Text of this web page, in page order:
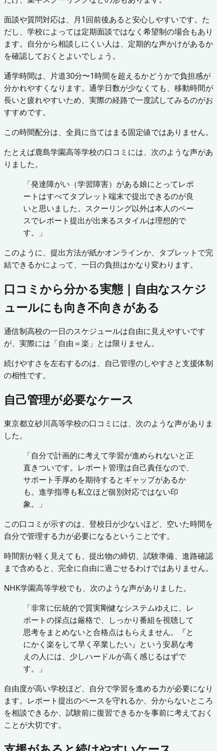
面談や質問対応は、月1回前後あると安心しやすいです。た
だし、学校によっては定期面談ではなく希望制の場合もあり
ます。自分から相談しにくい人は、定期的な声かけがあるか
を確認しておくとよいでしょう。
通学時間は、片道30分〜1時間を超えるかどうかで負担感が
分かれやすくなります。通学日数が少なくても、移動時間が
長いと疲れやすいため、実際の経路で一度試してみるのがお
すすめです。
この時間配分は、全員に当てはまる固定値ではありません。
たとえば鹿島学園高等学校の口コミには、次のような声があ
りました。
「発達障がい（学習障害）がある娘にとってレポ
ートはすべてタブレット端末で提出できるのが良
いと思いました。スクーリング以外は本人のペー
スでレポート提出が出来るスタイルは理想的で
す。」
このように、提出方法が紙かオンラインか、タブレットで完
結できるかによって、一日の負担はかなり変わります。
口コミから分かる実態｜自由なスケジ
ュールにも向き不向きがある
通信制高校の一日のスケジュールは自由に見えやすいです
が、実際には「自由＝楽」とは限りません。
続けやすさを左右するのは、自己管理のしやすさと支援体制
の相性です。
自己管理が必要なケース
東京都立砂川高等学校の口コミには、次のような声がありま
した。
「自分で計画的に考えて学習が進められないと正
直きついです。レポート管理は自己責任なので、
サポート手厚めを期待するとギャップがあるか
も。進学指導も私立ほど個別対応ではない印
象。」
この口コミが示すのは、登校日が少ないほど、空いた時間を
自分で管理する力が必要になるということです。
時間割が軽く見えても、提出物の締切、試験準備、進路確認
まで含めると、完全に自由に過ごせるわけではありません。
NHK学園高等学校でも、次のような声がありました。
「非常に伝統的で質実剛健なシステムゆえに、レ
ポートの採点は厳格で、しっかり番組を視聴して
思考をまとめないと合格点はもらえません。『と
にかく楽をして早く卒業したい』という安易な考
えの人には、少しハードルが高く感じるはずで
す。」
自由度が高い学校ほど、自分で学習を進める力が必要になり
ます。レポート提出のペースを守れるか、分からないところ
を相談できるか、試験前に復習できるかを事前に考えておく
ことが大切です。